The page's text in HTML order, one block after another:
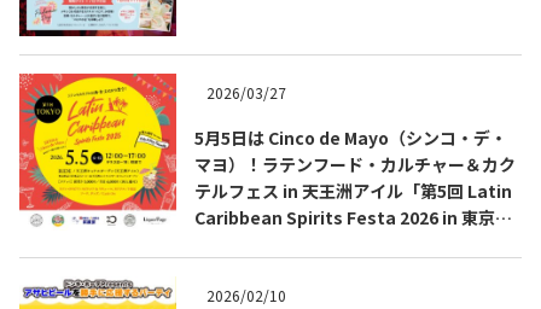
メキシコ料理 Cuisines of Mexico
メキシコ旅行 Travel of Mexico
2026/03/27
5月5日は Cinco de Mayo（シンコ・デ・
マヨ）！ラテンフード・カルチャー＆カク
テルフェス in 天王洲アイル「第5回 Latin
Caribbean Spirits Festa 2026 in 東京」
2026/02/10